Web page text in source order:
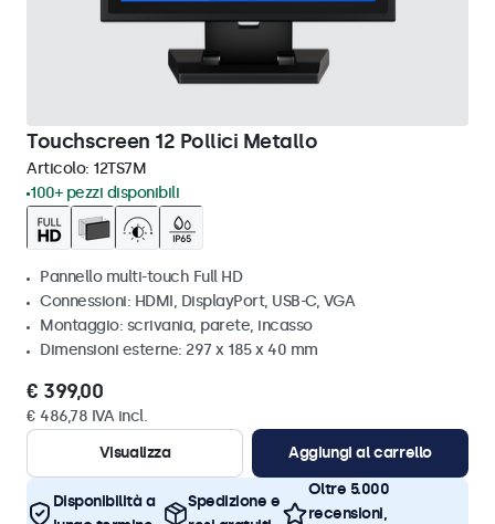
Touchscreen 12 Pollici Metallo
Articolo: 12TS7M
100+ pezzi disponibili
Pannello multi-touch Full HD
Connessioni: HDMI, DisplayPort, USB-C, VGA
Montaggio: scrivania, parete, incasso
Dimensioni esterne: 297 x 185 x 40 mm
€ 399,00
€ 486,78 IVA incl.
Visualizza
Aggiungi al carrello
Disponibilità a
Spedizione e
Oltre 5.000
recensioni,